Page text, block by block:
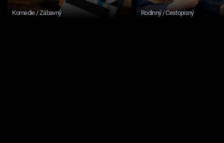
Komedie / Zábavný Rodinný / Cestopisný